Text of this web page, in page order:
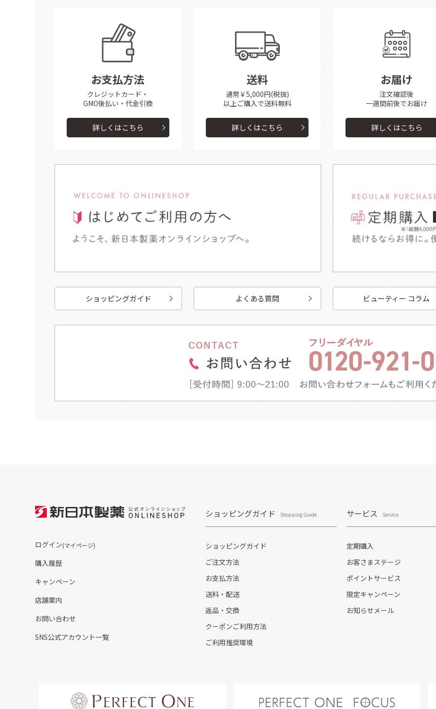
お支払方法
クレジットカード・
GMO後払い・代金引換
詳しくはこちら
送料
通常￥5,000円(税抜)
以上ご購入で送料無料
詳しくはこちら
お届け
注文確認後
一週間前後でお届け
詳しくはこちら
ショッピングガイド よくある質問 ビューティー コラム
ログイン(マイページ)
購入履歴
キャンペーン
店舗案内
お問い合わせ
SNS公式アカウント一覧
ショッピングガイド Shopping Guide
ショッピングガイド
ご注文方法
お支払方法
送料・配送
返品・交換
クーポンご利用方法
ご利用推奨環境
サービス Service
定期購入
お客さまステージ
ポイントサービス
限定キャンペーン
お知らせメール